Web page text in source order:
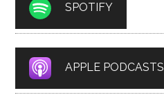
SPOTIFY
APPLE PODCASTS